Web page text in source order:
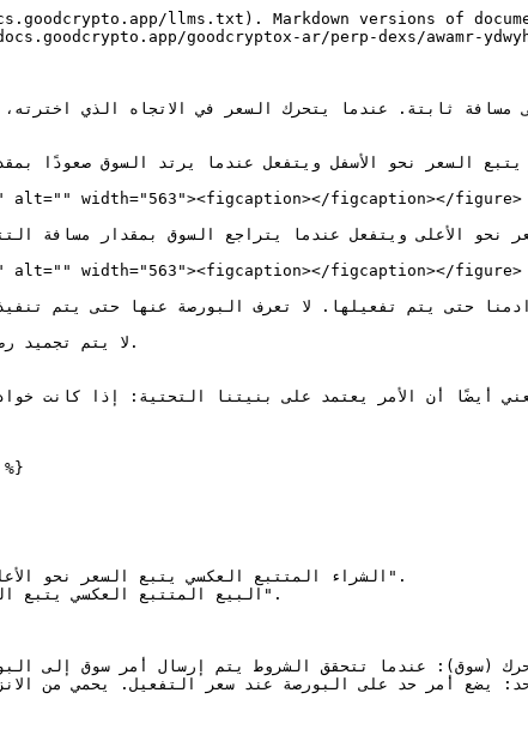
llms.txt). Markdown versions of
goodcryptox-ar/perp-dexs/awamr-
alt="" width="563"><figcaption></figcaption></figure>
alt="" width="563"><figcaption></figcaption></figure>
أيضًا أن الأمر يعتمد على بنيتنا التحتية: إذا كانت